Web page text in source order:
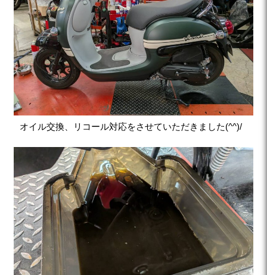
オイル交換、リコール対応をさせていただきました(^^)/